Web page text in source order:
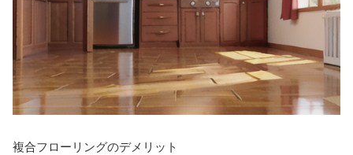
複合フローリングのデメリット